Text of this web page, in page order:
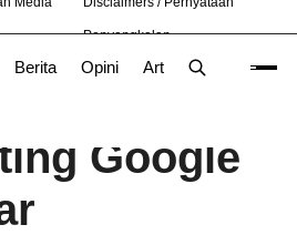
Penyangkalan
Berita Opini Artikel
Nasional News
Google